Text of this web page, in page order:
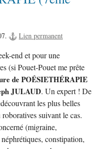
Lien permanent
end et pour une
(si Pouet-Pouet me prête
de POÉSIETHÉRAPIE
JULAUD. Un expert ! De
les plus belles
suivant le cas.
(migraine,
constipation,